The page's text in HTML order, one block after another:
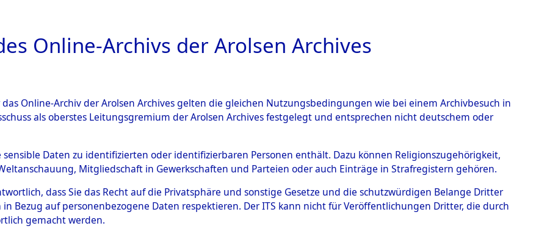
ARCHIVALE ÜBERSICHT BILD
0001 (108007017)
Online-Archivs der Arolsen Archives
Online-Archiv der Arolsen Archives gelten die gleichen Nutzungsbedingungen wie bei einem Archivbesuch in
als oberstes Leitungsgremium der Arolsen Archives festgelegt und entsprechen nicht deutschem oder
sensible Daten zu identifizierten oder identifizierbaren Personen enthält. Dazu können Religionszugehörigkeit,
Mitgliedschaft in Gewerkschaften und Parteien oder auch Einträge in Strafregistern gehören.
dass Sie das Recht auf die Privatsphäre und sonstige Gesetze und die schutzwürdigen Belange Dritter
Bezug auf personenbezogene Daten respektieren. Der ITS kann nicht für Veröffentlichungen Dritter, die durch
gemacht werden.